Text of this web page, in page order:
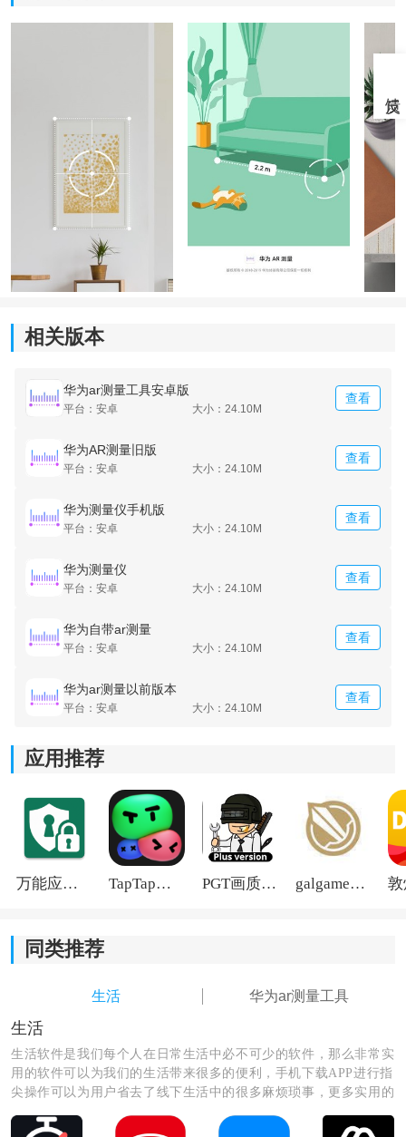
《华为ar测量app最新版》软件特色：
1.不需要携带任何的工具，只需一部手机就可轻松完成测
2.可以帮助用户测量身高，也可进行体积的测量。
3.拥有无限的尺寸，即使你所需要测量的东西非常大，也
可轻松测量。
4.只要是有测量需求的地方都可利用这款软件进行测量，
不受时间和地点的限制。
《华为ar测量app最新版》软件亮点：
1.工具栏里有非常多的实用工具，能够帮助你测长度、测
角度、测分贝等。
2.精准的测量仪，距离、高度一量便知，还有详细的测量
3.同步噪音指数范围，精准的对分贝噪音进行测试。
4.可以对大面积进行测量，通过经纬度计算面积省时又省
力。
相关版本
华为ar测量工具安卓版
平台：安卓 大小：24.10M
查看
华为AR测量旧版
平台：安卓 大小：24.10M
查看
华为测量仪手机版
平台：安卓 大小：24.10M
查看
华为测量仪
平台：安卓 大小：24.10M
查看
华为自带ar测量
平台：安卓 大小：24.10M
查看
华为ar测量以前版本
平台：安卓 大小：24.10M
查看
应用推荐
万能应用隐藏 TapTap国际版2026 PGT画质助手旧版 galgame游戏盒子2026
同类推荐
生活 华为ar测量工具
生活
生活软件是我们每个人在日常生活中必不可少的软件，那么非常实
用的软件可以为我们的生活带来很多的便利，手机下载APP进行指
尖操作可以为用户省去了线下生活中的很多麻烦琐事，更多实用的